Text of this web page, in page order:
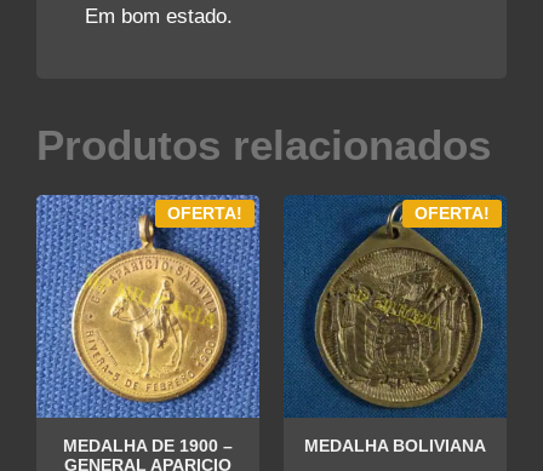
Em bom estado.
Produtos relacionados
OFERTA!
MEDALHA DE 1900 –
GENERAL APARICIO
OFERTA!
MEDALHA BOLIVIANA